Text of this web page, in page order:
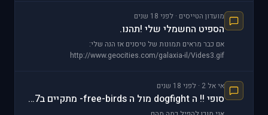
מועדון הטייסים · לפני 18 שנים
הספיט החשמלי שלי !תהנו.
אם כבר מראים תמונות של טיסנים אז הנה שלי:
http://www.geocities.com/galaxia-il/Vides3.gif
אי אל 2 · לפני 18 שנים
סופי !! ה dogfight מול ה free-birds- מתקיים ב2.11.07 21:30